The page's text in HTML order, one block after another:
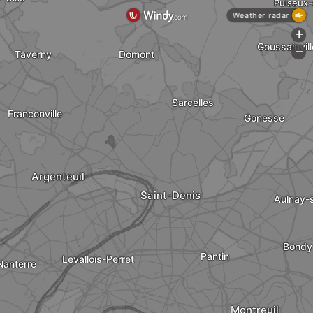
Montreuil
Levallois-Perret Pantin
Saint-Denis
Sarcelles
Domont
Gonesse
Bondy
Taverny
Franconville
Argenteuil
Aulnay-
Weather radar
+
-